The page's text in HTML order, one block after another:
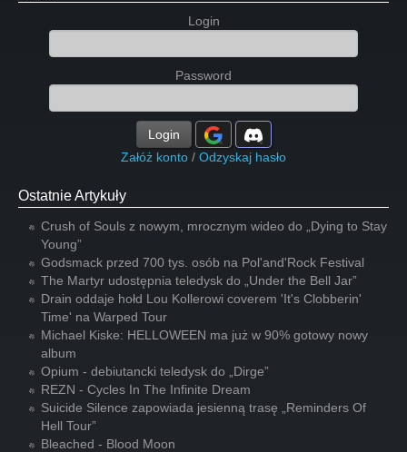
Login
Password
Login
Załóż konto / Odzyskaj hasło
Ostatnie Artykuły
Crush of Souls z nowym, mrocznym wideo do „Dying to Stay
Young”
Godsmack przed 700 tys. osób na Pol'and'Rock Festival
The Martyr udostępnia teledysk do „Under the Bell Jar”
Drain oddaje hołd Lou Kollerowi coverem 'It's Clobberin'
Time' na Warped Tour
Michael Kiske: HELLOWEEN ma już w 90% gotowy nowy
album
Opium - debiutancki teledysk do „Dirge”
REZN - Cycles In The Infinite Dream
Suicide Silence zapowiada jesienną trasę „Reminders Of
Hell Tour”
Bleached - Blood Moon